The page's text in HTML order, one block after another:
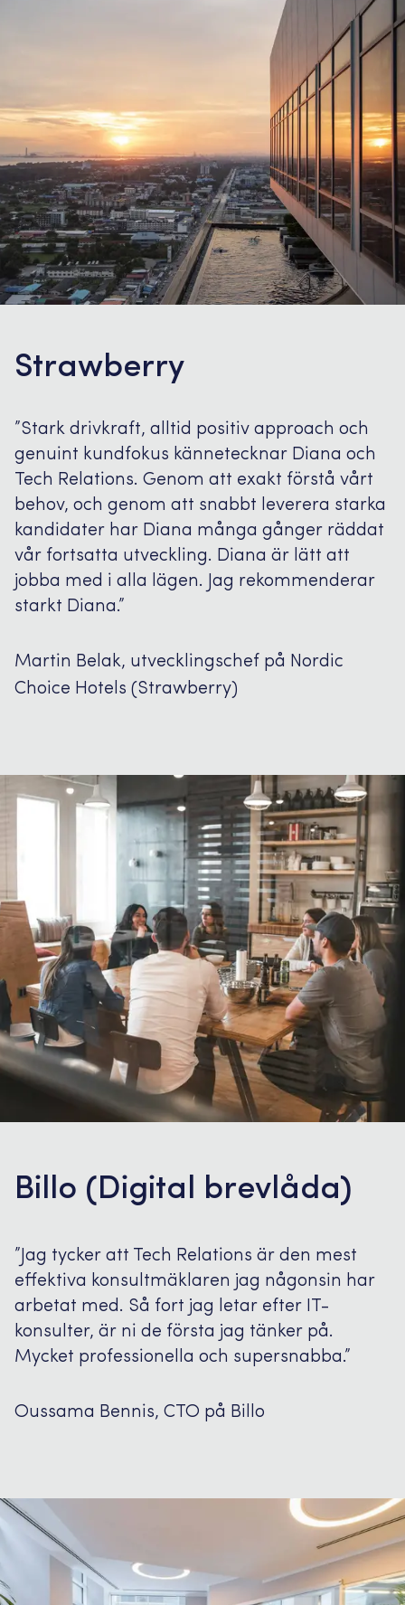
Strawberry
”Stark drivkraft, alltid positiv approach och
genuint kundfokus kännetecknar Diana och
Tech Relations. Genom att exakt förstå vårt
behov, och genom att snabbt leverera starka
kandidater har Diana många gånger räddat
vår fortsatta utveckling. Diana är lätt att
jobba med i alla lägen. Jag rekommenderar
starkt Diana.”
Martin Belak, utvecklingschef på Nordic
Choice Hotels (Strawberry)
Billo (Digital brevlåda)
”Jag tycker att Tech Relations är den mest
effektiva konsultmäklaren jag någonsin har
arbetat med. Så fort jag letar efter IT-
konsulter, är ni de första jag tänker på.
Mycket professionella och supersnabba.”
Oussama Bennis, CTO på Billo